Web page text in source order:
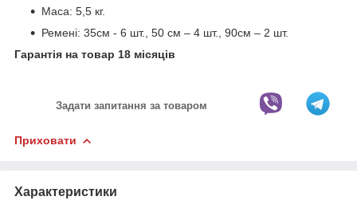
Маса: 5,5 кг.
Ремені: 35см - 6 шт., 50 см – 4 шт., 90см – 2 шт.
Гарантія на товар 18 місяців
Задати запитання за товаром
Приховати
Характеристики